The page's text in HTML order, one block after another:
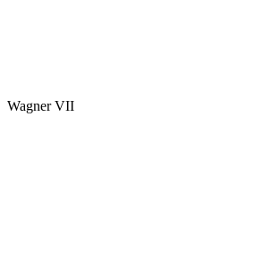
Wagner VII